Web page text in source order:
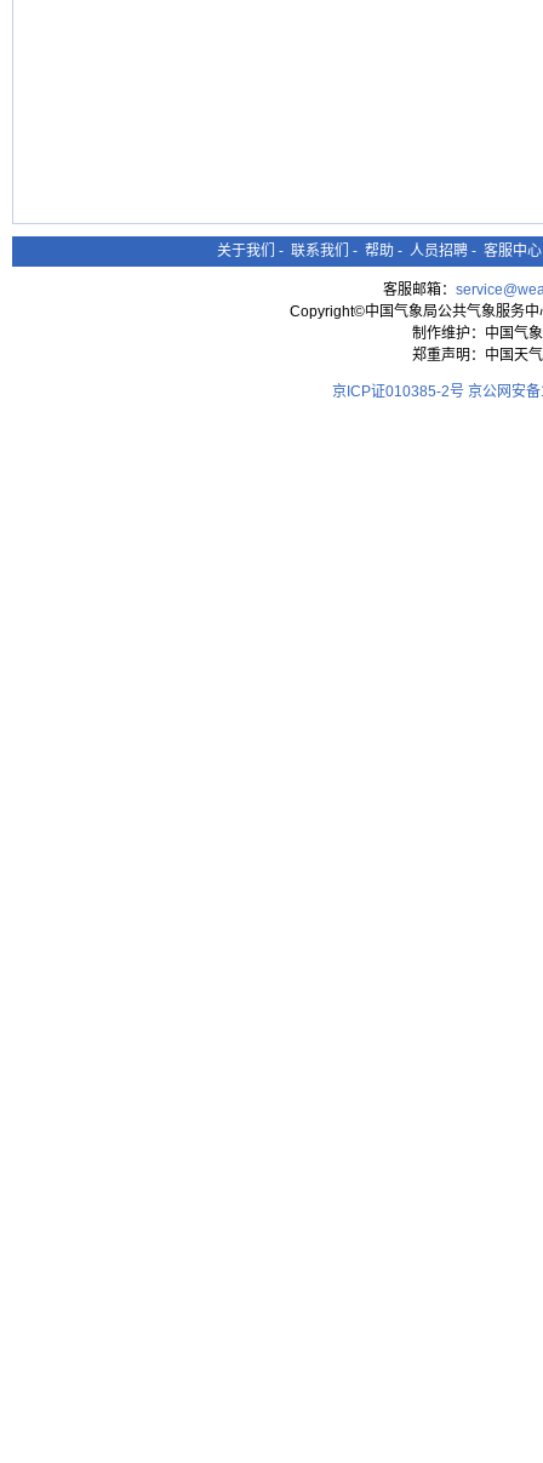
关于我们 - 联系我们 - 帮助 - 人员招聘 - 客服中心
客服邮箱：
Copyright©中国气象局公共气象服务
制作维护：中国气
郑重声明：中国天
京ICP证010385-2号 京公网安